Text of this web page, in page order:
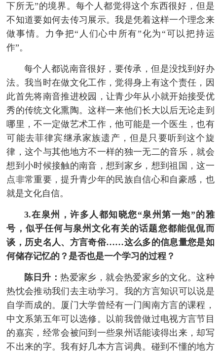
下所无”的境界。每个人都觉得这个东西很好，但是
不知道要如何去传习展示。我是凭着这样一个理念来
做事情。力争把“人们心中所有”化为“可以把持运
作”。
每个人都说南音很好，要传承，但是没找到好办
法。我当时在做文化工作，觉得身上有这个责任，因
此首先将南音推进校园，让青少年从小就开始接受优
秀的传统文化熏陶。这样一来他们长大以后无论走到
哪里，不一定做艺术工作，他可能是一个医生，也有
可能去菲律宾继承家族遗产，但是只要听到这个旋
律，这个与其他地方不一样的独一无二的音乐，就会
想到小时候接触的南音，想到家乡，想到祖国，这一
点非常重要，提升青少年的民族自信心和自豪感，也
就是文化自信。
3.在泉州，许多人都知晓您“泉州第一炮”的雅
号，似乎任何与泉州文化有关的话题您都能侃侃而
谈，历史名人、方言奇俗……这么多的信息量您是如
何储存记忆的？是否也是一个学习的过程？
陈日升：热爱家乡，就会热爱家乡的文化。这种
热忱会推动我们去主动学习。我的方言知识可以说是
自学而成的。厦门大学曾经有一门闽南方言的课程，
中文系第五年可以选修。以前我曾做过电视方言节目
的嘉宾，经常会被问到一些泉州话能读得出来，却写
不出来的字。我有好几本方言词典。碰到不懂的地方